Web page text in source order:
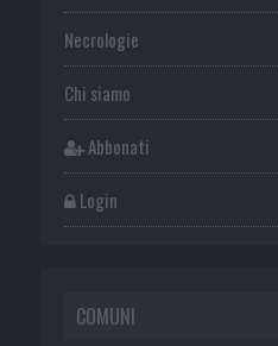
Necrologie
Chi siamo
Abbonati
Login
COMUNI